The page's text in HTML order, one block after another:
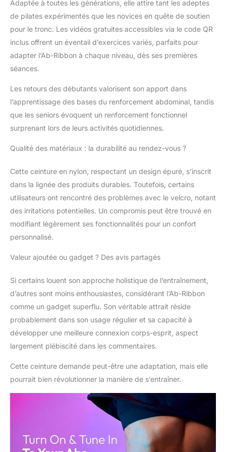
correctement les abdominaux pendant
l'exercice et les activités quotidiennes
concevoir ce produit. Nous avons
développé beaucoup de contenu qui
montre comment tirer le meilleur parti du
offriez une garantie de 90 jours. C'est
vraiment une évidence, commencez avec
Ab-Ribbon dès aujourd'hui. Pointez
l'appareil photo de votre smartphone vers
le code QR inclus ou rendez-vous sur le
obtenir des instructions (français non
Adaptée à toutes les générations, elle attire tant les adeptes
de pilates expérimentés que les novices en quête de soutien
pour le tronc. Les vidéos gratuites accessibles via le code QR
inclus offrent un éventail d’exercices variés, parfaits pour
adapter l’Ab-Ribbon à chaque niveau, dès ses premières
séances.
Les retours des débutants valorisent son apport dans
l’apprentissage des bases du renforcement abdominal, tandis
que les seniors évoquent un renforcement fonctionnel
surprenant lors de leurs activités quotidiennes.
Qualité des matériaux : la durabilité au rendez-vous ?
Cette ceinture en nylon, respectant un design épuré, s’inscrit
dans la lignée des produits durables. Toutefois, certains
utilisateurs ont rencontré des problèmes avec le velcro, notant
des irritations potentielles. Un compromis peut être trouvé en
modifiant légèrement ses fonctionnalités pour un confort
personnalisé.
Valeur ajoutée ou gadget ? Des avis partagés
Si certains louent son approche holistique de l’entraînement,
d’autres sont moins enthousiastes, considérant l’Ab-Ribbon
comme un gadget superflu. Son véritable attrait réside
probablement dans son usage régulier et sa capacité à
développer une meilleure connexion corps-esprit, aspect
largement plébiscité dans les commentaires.
Cette ceinture demande peut-être une adaptation, mais elle
pourrait bien révolutionner la manière de s’entraîner.